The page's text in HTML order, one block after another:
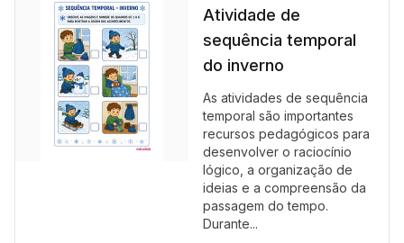
Atividade de
sequência temporal
do inverno
As atividades de sequência
temporal são importantes
recursos pedagógicos para
desenvolver o raciocínio
lógico, a organização de
ideias e a compreensão da
passagem do tempo.
Durante...